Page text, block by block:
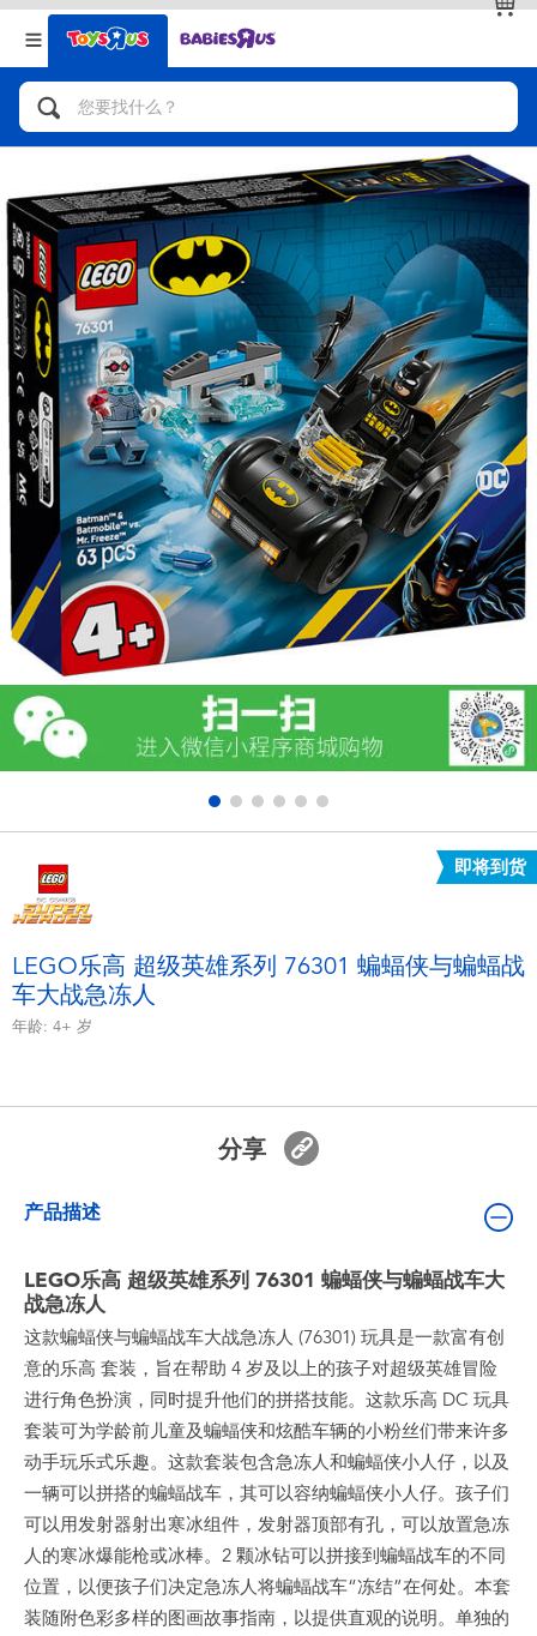
返回
分类目录
人气英雄，角色扮演，射击玩具
自行车，滑板车，骑乘车
拼砌组合及乐高LEGO
玩具车，货车，火车及遥控系列
手工艺，文具，蜡笔，泥胶，画板
娃娃，芭比，收藏公仔
电子玩具
游戏及拼图系列
益智学习玩具
户外及运动产品
毛绒公仔玩具
夏日
玩具促销
玩具清货
返回
品牌
查看全部
即将到货
LEGO乐高 超级英雄系列 76301 蝙蝠侠与蝙蝠战
车大战急冻人
年龄: 4+ 岁
分享
产品描述
LEGO乐高 超级英雄系列 76301 蝙蝠侠与蝙蝠战车大
战急冻人
这款蝙蝠侠与蝙蝠战车大战急冻人 (76301) 玩具是一款富有创
意的乐高 套装，旨在帮助 4 岁及以上的孩子对超级英雄冒险
进行角色扮演，同时提升他们的拼搭技能。这款乐高 DC 玩具
套装可为学龄前儿童及蝙蝠侠和炫酷车辆的小粉丝们带来许多
动手玩乐式乐趣。这款套装包含急冻人和蝙蝠侠小人仔，以及
一辆可以拼搭的蝙蝠战车，其可以容纳蝙蝠侠小人仔。孩子们
可以用发射器射出寒冰组件，发射器顶部有孔，可以放置急冻
人的寒冰爆能枪或冰棒。2 颗冰钻可以拼接到蝙蝠战车的不同
位置，以便孩子们决定急冻人将蝙蝠战车“冻结”在何处。本套
装随附色彩多样的图画故事指南，以提供直观的说明。单独的